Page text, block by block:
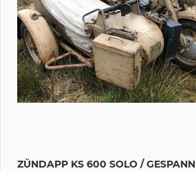
ZÜNDAPP KS 600 SOLO / GESPANN